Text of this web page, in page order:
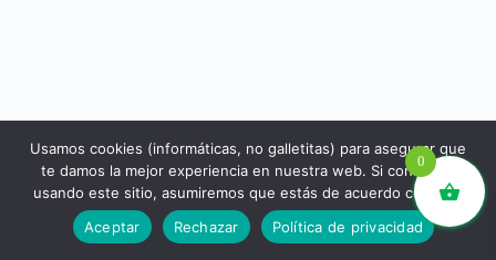
libros.eco © - Desde Barcelona para el mundo 💚 |
Devoluciones y reembolsos|Política de Privacidad
0
Usamos cookies (informáticas, no galletitas) para asegurar que
te damos la mejor experiencia en nuestra web. Si continúas
usando este sitio, asumiremos que estás de acuerdo con ello.
Aceptar
Rechazar Política de privacidad